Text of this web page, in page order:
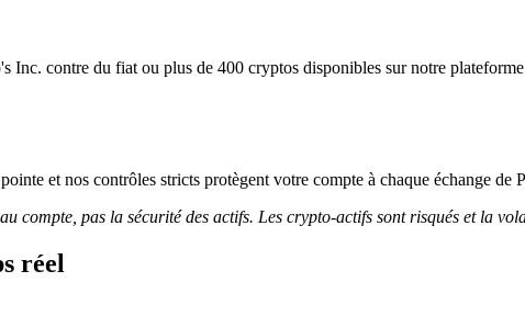
Inc. contre du fiat ou plus de 400 cryptos disponibles sur notre
et nos contrôles stricts protègent votre compte à chaque échange de
compte, pas la sécurité des actifs. Les crypto-actifs sont risqués et la
réel